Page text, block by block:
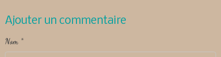
Ajouter un commentaire
Nom